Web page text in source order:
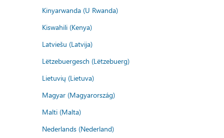
Kinyarwanda (U Rwanda)
Kiswahili (Kenya)
Latviešu (Latvija)
Lëtzebuergesch (Lëtzebuerg)
Lietuvių (Lietuva)
Magyar (Magyarország)
Malti (Malta)
Nederlands (Nederland)